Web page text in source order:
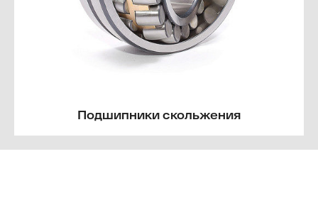
Подшипники скольжения